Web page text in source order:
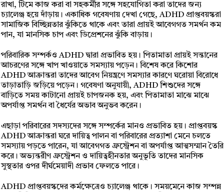
রাখা, টিমে কাজ করা বা সহকর্মীর সঙ্গে সহযোগিতা করা তাদের জন্য
চ্যালেঞ্জ হয়ে দাঁড়ায়। একাধিক গবেষণায় দেখা গেছে, ADHD প্রাপ্তবয়স্করা
সামাজিক বিচ্ছিন্নতার ঝুঁকিতে থাকে এবং তারা প্রায়ই আবেগগত সমর্থন কম
পান, যা মানসিক চাপ এবং ডিপ্রেশনের ঝুঁকি বাড়ায়।
পরিবারিক সম্পর্কও ADHD দ্বারা প্রভাবিত হয়। পিতামাতা প্রায়ই সন্তানের
আচরণের সঙ্গে খাপ খাওয়াতে সমস্যায় পড়েন। বিশেষ করে কিশোর
ADHD আক্রান্তরা তাদের আবেগ নিয়ন্ত্রণে সমস্যার কারণে ঘরোয়া বিরোধে
তাড়াতাড়ি জড়িয়ে পড়েন। গবেষণা অনুযায়ী, ADHD শিশুদের সঙ্গে
বাড়িতে সময় কাটানো প্রায়ই চাপজনক হয়, এবং পিতামাতা মাঝে মাঝে
অপর্যাপ্ত সমর্থন বা ধৈর্যের অভাব অনুভব করেন।
এছাড়া পরিবারের সদস্যদের সঙ্গে সম্পর্কের মানও প্রভাবিত হয়। প্রাপ্তবয়স্ক
ADHD আক্রান্তরা ঘরে দায়িত্ব পালন বা পরিবারের প্রত্যাশা মেনে চলতে
সমস্যায় পড়তে পারেন, যা আবেগগত ফ্রস্ট্রেশন বা অপর্যাপ্ত আত্মসম্মান তৈরি
করে। অভ্যন্তরীণ ফ্রস্ট্রেশন ও দায়িত্বহীনতার অনুভূতি তাদের মানসিক
সুস্থতার ওপর দীর্ঘমেয়াদী প্রভাব ফেলতে পারে।
ADHD প্রাপ্তবয়স্কদের কর্মক্ষেত্রেও চ্যালেঞ্জ থাকে। সময়মেনে কাজ সম্পন্ন